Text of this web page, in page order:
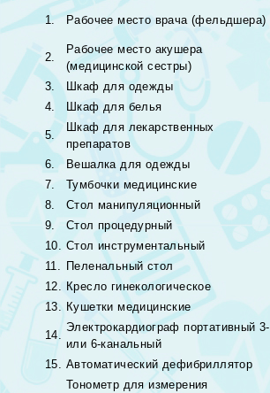
1. Рабочее место врача (фельдшера)
2.
Рабочее место акушера
(медицинской сестры)
3.
Шкаф для одежды
4.
Шкаф для белья
5.
Шкаф для лекарственных
препаратов
6. Вешалка для одежды
7.
Тумбочки медицинские
8.
Стол манипуляционный
9.
Стол процедурный
10. Стол инструментальный
11. Пеленальный стол
12. Кресло гинекологическое
13. Кушетки медицинские
14.
Электрокардиограф портативный 3-
или 6-канальный
15. Автоматический дефибриллятор
Тонометр для измерения